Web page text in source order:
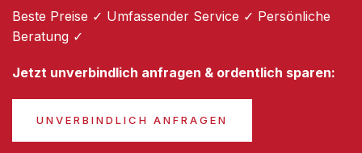
Beste Preise ✓ Umfassender Service ✓ Persönliche
Beratung ✓
Jetzt unverbindlich anfragen & ordentlich sparen:
UNVERBINDLICH ANFRAGEN